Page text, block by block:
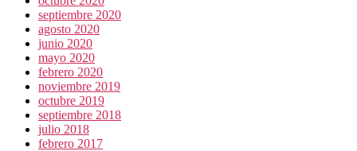
septiembre 2020
agosto 2020
junio 2020
mayo 2020
febrero 2020
noviembre 2019
octubre 2019
septiembre 2018
julio 2018
febrero 2017